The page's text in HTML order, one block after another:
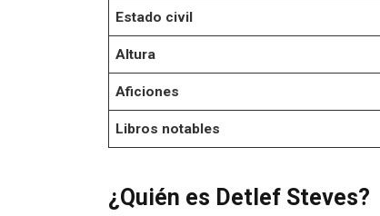
Estado civil
Altura
Aficiones
Libros notables
¿Quién es Detlef Steves?